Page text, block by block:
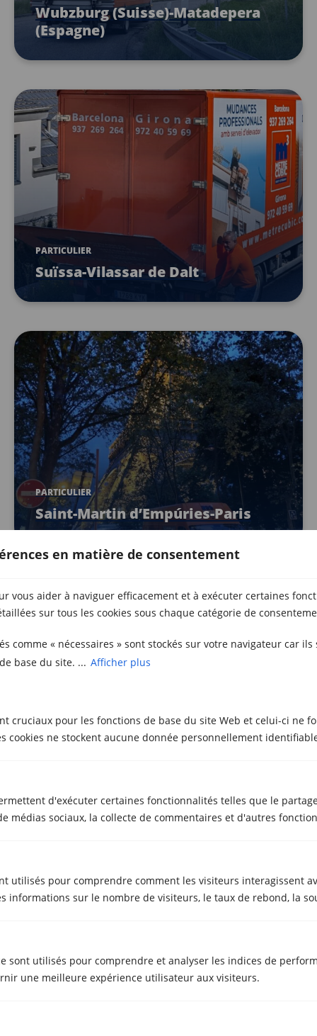
en matière de consentement
vous aider à naviguer efficacement et à exécuter certaines
sur tous les cookies sous chaque catégorie de
comme « nécessaires » sont stockés sur votre navigateur car
base du site. ... Afficher plus
cruciaux pour les fonctions de base du site Web et celui-ci ne
cookies ne stockent aucune donnée personnellement
d'exécuter certaines fonctionnalités telles que le
médias sociaux, la collecte de commentaires et d'autres
utilisés pour comprendre comment les visiteurs interagissent
informations sur le nombre de visiteurs, le taux de rebond, la
sont utilisés pour comprendre et analyser les indices de
une meilleure expérience utilisateur aux visiteurs.
Wubzburg (Suisse)-Matadepera
(Espagne)
PARTICULIER
Suïssa-Vilassar de Dalt
PARTICULIER
Saint-Martin d’Empúries-Paris
Vous avez besoin de déménager ou de
louer un débarras ?
Barcelona937 269 264
Conseils
Contact
Déménagements Sabadell
Déménagements Girona
Autres services
Mentions légales